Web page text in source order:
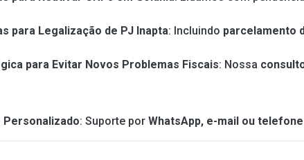
para Legalização de PJ Inapta: Incluindo parcelamento
para Evitar Novos Problemas Fiscais: Nossa
: Suporte por WhatsApp, e-mail ou telefone